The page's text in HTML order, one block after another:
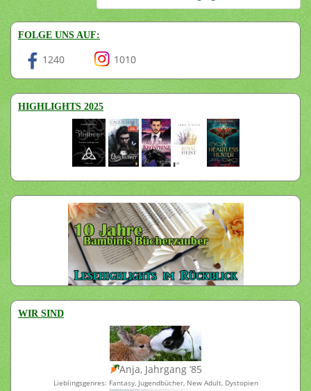
FOLGE UNS AUF:
1240 1010
HIGHLIGHTS 2025
WIR SIND
Anja, Jahrgang ’85
Lieblingsgenres: Fantasy, Jugendbücher, New Adult, Dystopien